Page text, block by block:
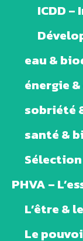
ICDD
eau &
énergie
sobriété
santé &
PHVA –
L’être &
Le